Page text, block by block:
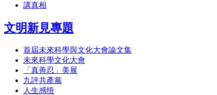
講真相
文明新見專題
首屆未來科學與文化大會論文集
未來科學文化大會
「真善忍」美展
九評共產黨
人生感悟